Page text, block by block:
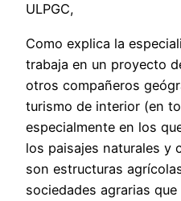
ULPGC,
Como explica la
trabaja en un proyecto
otros compañeros
turismo de interior (en
especialmente en los
los paisajes naturales y
son estructuras
sociedades agrarias